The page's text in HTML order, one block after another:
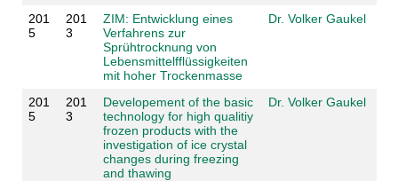
201
5
201
3
ZIM: Entwicklung eines
Verfahrens zur
Sprühtrocknung von
Lebensmittelfflüssigkeiten
mit hoher Trockenmasse
Dr. Volker Gaukel
201
5
201
3
Developement of the basic
technology for high qualitiy
frozen products with the
investigation of ice crystal
changes during freezing
and thawing
Dr. Volker Gaukel